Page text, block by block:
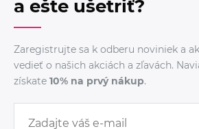
a ešte ušetriť?
Zaregistrujte sa k odberu noviniek a
vedieť o našich akciách a zľavách.
získate 10% na prvý nákup.